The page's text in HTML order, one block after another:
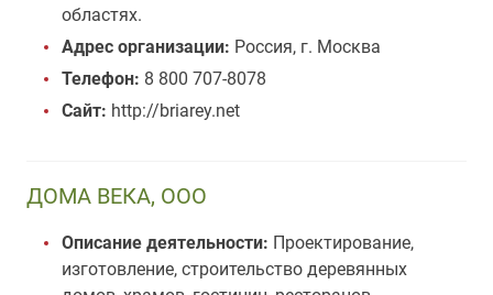
областях.
Адрес организации: Россия, г. Москва
Телефон: 8 800 707-8078
Сайт: http://briarey.net
ДОМА ВЕКА, ООО
Описание деятельности: Проектирование,
изготовление, строительство деревянных